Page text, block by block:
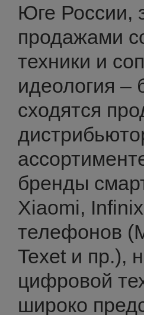
Юге России,
продажами
техники и
идеология –
сходятся
бренды
Xiaomi,
телефонов
Texet и пр.),
цифровой
широко